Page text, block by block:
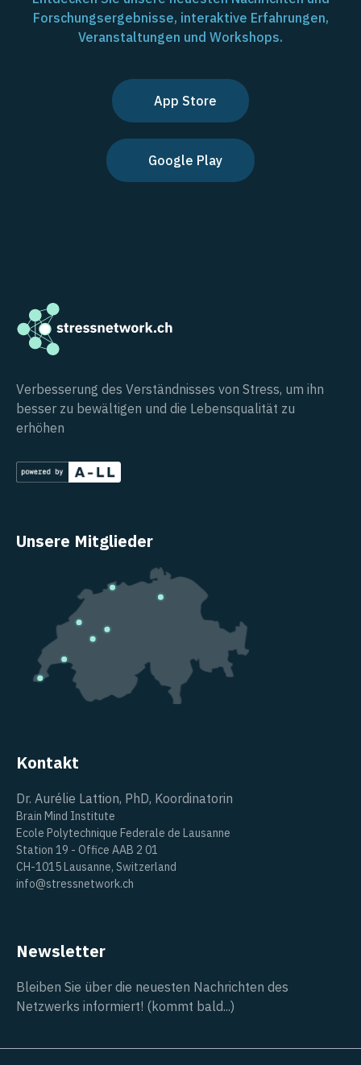
Forschungsergebnisse, interaktive Erfahrungen,
Veranstaltungen und Workshops.
App Store
Google Play
Verbesserung des Verständnisses von Stress, um ihn
besser zu bewältigen und die Lebensqualität zu
erhöhen
Unsere Mitglieder
Kontakt
Dr. Aurélie Lattion, PhD, Koordinatorin
Brain Mind Institute
Ecole Polytechnique Federale de Lausanne
Station 19 - Office AAB 2 01
CH-1015 Lausanne, Switzerland
info@stressnetwork.ch
Newsletter
Bleiben Sie über die neuesten Nachrichten des
Netzwerks informiert! (kommt bald...)